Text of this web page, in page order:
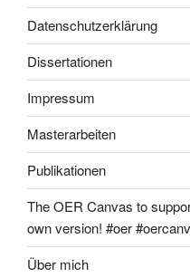
Datenschutzerklärung
Dissertationen
Impressum
Masterarbeiten
Publikationen
The OER Canvas to
own version! #oer
Über mich